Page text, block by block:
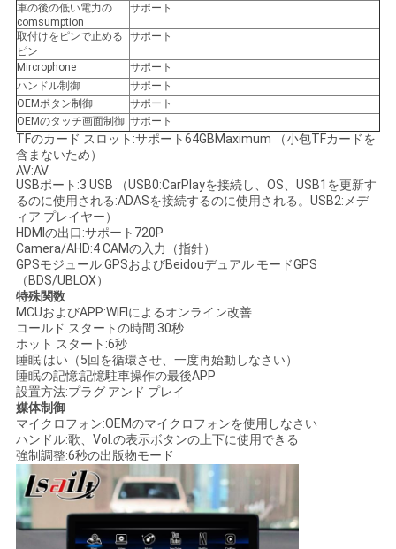
車の後の低い電力の
comsumption
サポート
取付けをピンで止める
ピン
サポート
Mircrophone
サポート
ハンドル制御
サポート
OEMボタン制御
サポート
OEMのタッチ画面制御 サポート
TFのカード スロット:サポート64GBMaximum （小包TFカードを
含まないため）
AV:AV
USBポート:3 USB （USB0:CarPlayを接続し、OS、USB1を更新す
るのに使用される:ADASを接続するのに使用される。USB2:メデ
ィア プレイヤー）
HDMIの出口:サポート720P
Camera/AHD:4 CAMの入力（指針）
GPSモジュール:GPSおよびBeidouデュアル モードGPS
（BDS/UBLOX）
特殊関数
MCUおよびAPP:WIFIによるオンライン改善
コールド スタートの時間:30秒
ホット スタート:6秒
睡眠:はい（5回を循環させ、一度再始動しなさい）
睡眠の記憶:記憶駐車操作の最後APP
設置方法:プラグ アンド プレイ
媒体制御
マイクロフォン:OEMのマイクロフォンを使用しなさい
ハンドル:歌、Vol.の表示ボタンの上下に使用できる
強制調整:6秒の出版物モード